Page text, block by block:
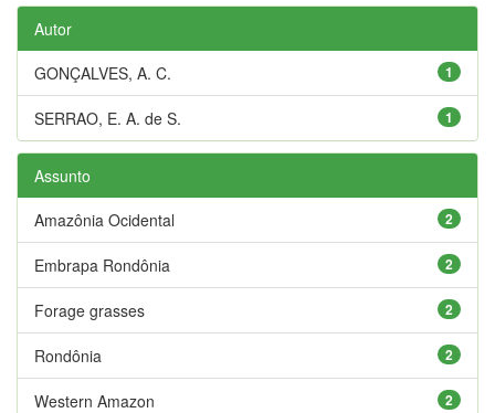
Autor
1
GONÇALVES, A. C.
1
SERRAO, E. A. de S.
Assunto
2
Amazônia Ocidental
2
Embrapa Rondônia
2
Forage grasses
2
Rondônia
2
Western Amazon